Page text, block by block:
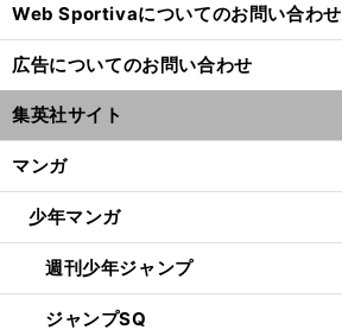
Web Sportivaについてのお問い合わせ
広告についてのお問い合わせ
集英社サイト
マンガ
少年マンガ
週刊少年ジャンプ
ジャンプSQ